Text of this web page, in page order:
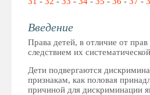
Введение
Права детей, в отличие от
следствием их
Дети подвергаются
признакам, как половая
причиной для дискриминации